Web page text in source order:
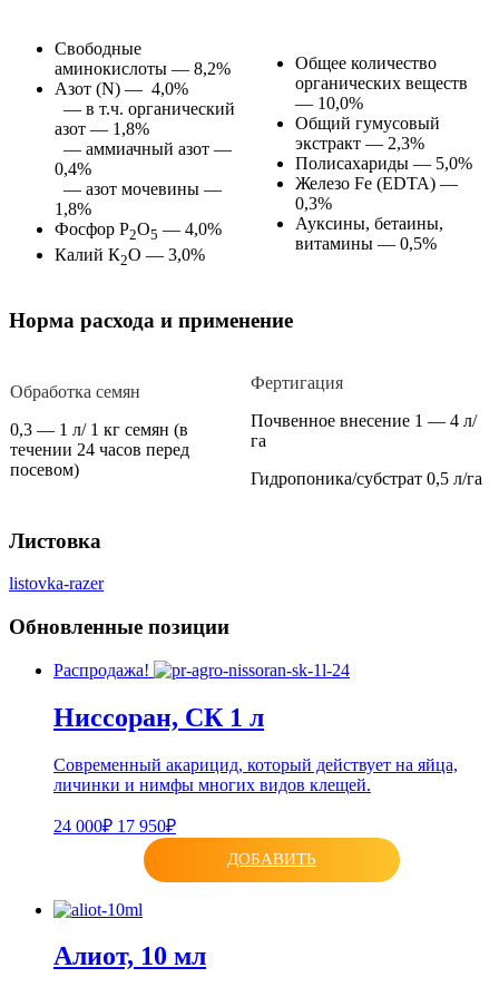
Свободные
аминокислоты — 8,2%
Азот (N) — 4,0%
— в т.ч. органический
азот — 1,8%
— аммиачный азот —
0,4%
— азот мочевины —
1,8%
Фосфор Р2О5 — 4,0%
Калий К2О — 3,0%
Общее количество
органических веществ
— 10,0%
Общий гумусовый
экстракт — 2,3%
Полисахариды — 5,0%
Железо Fe (EDTA) —
0,3%
Ауксины, бетаины,
витамины — 0,5%
Норма расхода и применение
Обработка семян
0,3 — 1 л/ 1 кг семян (в
течении 24 часов перед
посевом)
Фертигация
Почвенное внесение 1 — 4 л/
га
Гидропоника/субстрат 0,5 л/га
Листовка
listovka-razer
Обновленные позиции
Распродажа!
Ниссоран, СК 1 л
Современный акарицид, который действует на яйца,
личинки и нимфы многих видов клещей.
24 000₽ 17 950₽
ДОБАВИТЬ
Алиот, 10 мл